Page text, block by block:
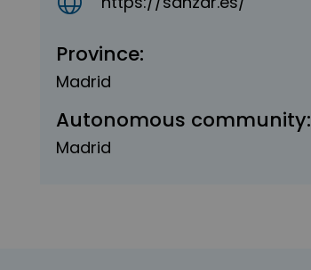
Province:
Madrid
Autonomous community:
Madrid